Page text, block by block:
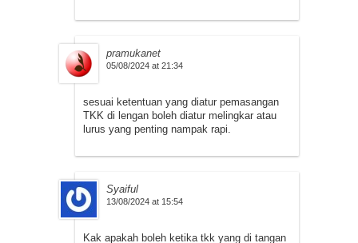
pramukanet
05/08/2024 at 21:34
sesuai ketentuan yang diatur pemasangan
TKK di lengan boleh diatur melingkar atau
lurus yang penting nampak rapi.
Syaiful
13/08/2024 at 15:54
Kak apakah boleh ketika tkk yang di tangan